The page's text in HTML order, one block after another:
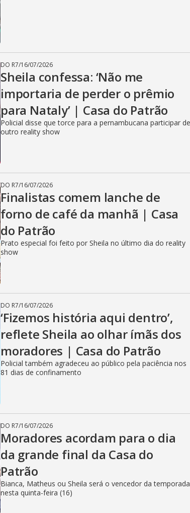
DO R7/16/07/2026
Sheila confessa: ‘Não me
importaria de perder o prêmio
para Nataly’ | Casa do Patrão
Policial disse que torce para a pernambucana participar de
outro reality show
DO R7/16/07/2026
Finalistas comem lanche de
forno de café da manhã | Casa
do Patrão
Prato especial foi feito por Sheila no último dia do reality
show
DO R7/16/07/2026
‘Fizemos história aqui dentro’,
reflete Sheila ao olhar ímãs dos
moradores | Casa do Patrão
Policial também agradeceu ao público pela paciência nos
81 dias de confinamento
DO R7/16/07/2026
Moradores acordam para o dia
da grande final da Casa do
Patrão
Bianca, Matheus ou Sheila será o vencedor da temporada
nesta quinta-feira (16)